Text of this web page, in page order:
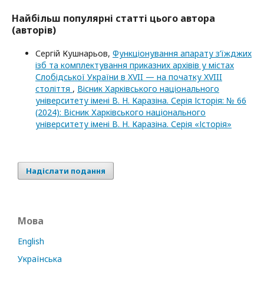
Найбільш популярні статті цього автора
(авторів)
Сергій Кушнарьов, Функціонування апарату з’їжджих
ізб та комплектування приказних архівів у містах
Слобідської України в XVII — на початку XVIII
століття , Вісник Харківського національного
університету імені В. Н. Каразіна. Серія Історія: № 66
(2024): Вісник Харківського національного
університету імені В. Н. Каразіна. Серія «Історія»
Надіслати подання
Мова
English
Українська